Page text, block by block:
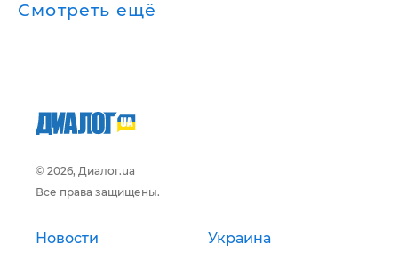
Смотреть ещё
© 2026, Диалог.ua
Все права защищены.
Новости Украина